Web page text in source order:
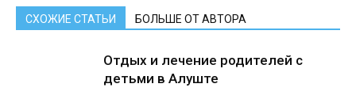
СХОЖИЕ СТАТЬИ БОЛЬШЕ ОТ АВТОРА
Отдых и лечение родителей с
детьми в Алуште